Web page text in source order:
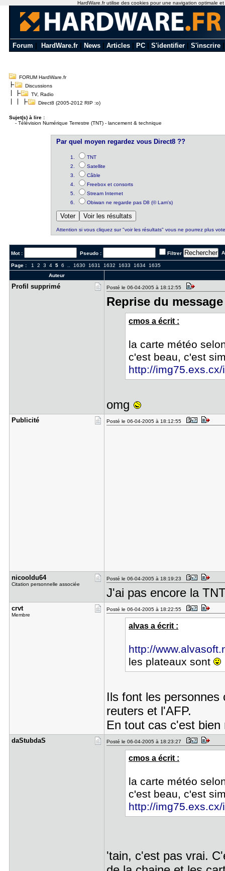
Forum HardWare.fr News Articles PC S'identifier S'inscrire
FORUM HardWare.fr
Discussions
TV, Radio
Direct8 (2005-2012 RIP :o)
Sujet(s) à lire :
- Télévision Numérique Terrestre (TNT) - lancement & technique
Par quel moyen regardez vous Direct8 ??
TNT
Satellite
Câble
Freebox et consorts
Stream Internet
Obiwan ne regarde pas D8 (© Lam's)
Attention si vous cliquez sur "voir les résultats" vous ne pourrez plus
Mot : Pseudo : Filtrer
Page : 1 2 3 4 5 6 1630 1631 1632 1633 1634
1635
Auteur
Profil sup​primé Posté le 06-04-2005 à 18:12:55
Reprise du
cmos a écrit :
la carte météo
c'est beau, c'est
http://
omg
Publicité Posté le 06-04-2005 à 18:12:55
nicooldu64
Citation personnelle associée
Posté le 06-04-2005 à 18:19:23
J'ai pas encore la
crvt
Membre
Posté le 06-04-2005 à 18:22:55
alvas a écrit :
http://
les plateaux sont
Ils font les personnes
reuters et l'AFP.
En tout cas c'est bien
daStubdaS Posté le 06-04-2005 à 18:23:27
cmos a écrit :
la carte météo
c'est beau, c'est
http://
'tain, c'est pas vrai.
HardWare.fr utilise des cookies pour une navigation optimale